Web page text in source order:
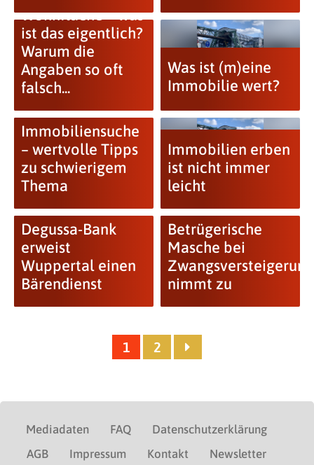
Wohnfläche – was
ist das eigentlich?
Warum die
Angaben so oft
falsch...
Was ist (m)eine
Immobilie wert?
Immobiliensuche
– wertvolle Tipps
zu schwierigem
Thema
Immobilien erben
ist nicht immer
leicht
Degussa-Bank
erweist
Wuppertal einen
Bärendienst
Betrügerische
Masche bei
nimmt zu
1 2
Mediadaten FAQ
Datenschutzerklärung
AGB
Impressum Kontakt Newsletter